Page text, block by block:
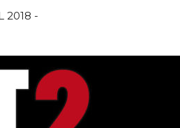
2018 -